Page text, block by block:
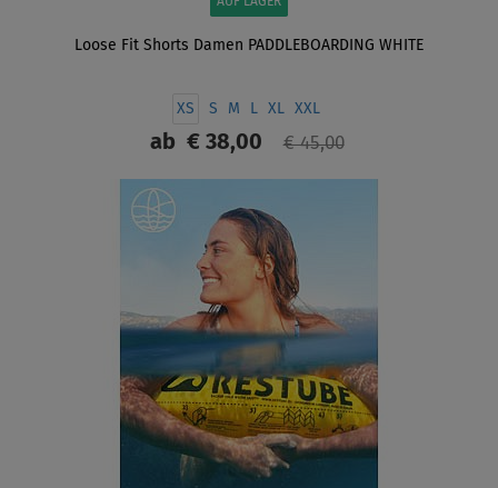
Loose Fit Shorts Damen PADDLEBOARDING WHITE
XS S M L XL XXL
ab€ 38,00 € 45,00